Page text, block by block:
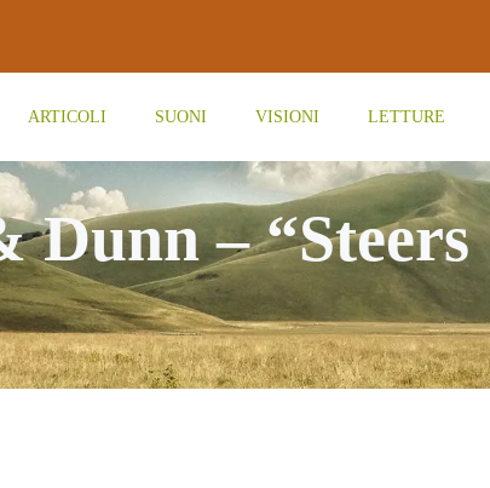
ARTICOLI SUONI VISIONI LETTURE
Dunn –